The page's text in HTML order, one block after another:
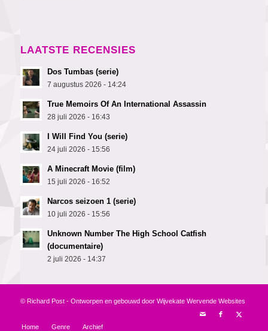
LAATSTE RECENSIES
Dos Tumbas (serie)
7 augustus 2026 - 14:24
True Memoirs Of An International Assassin
28 juli 2026 - 16:43
I Will Find You (serie)
24 juli 2026 - 15:56
A Minecraft Movie (film)
15 juli 2026 - 16:52
Narcos seizoen 1 (serie)
10 juli 2026 - 15:56
Unknown Number The High School Catfish
(documentaire)
2 juli 2026 - 14:37
© Richard Post - Ontworpen en gebouwd door Wijvekate Wervende Websites
Home Genre Archief